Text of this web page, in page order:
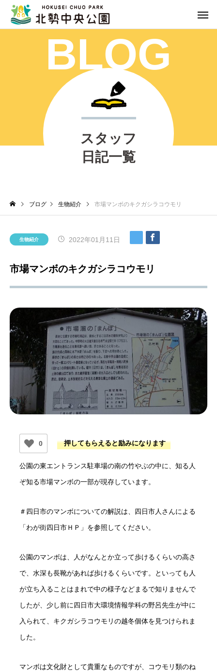
BLOG
スタッフ
日記一覧
ブログ 生物紹介 市場マンボのキクガシラコウモリ
生物紹介 2022年01月11日
市場マンボのキクガシラコウモリ
0
公園の東エントランス駐車場の南の竹やぶの中に、知る人
ぞ知る市場マンボの一部が現存しています。
＃四日市のマンボについての解説は、四日市人さんによる
「わが街四日市ＨＰ」を参照してください。
公園のマンボは、人がなんとか立って歩けるくらいの高さ
で、水深も長靴があれば歩けるくらいです。といっても人
が立ち入ることはまれで中の様子などまるで知りませんで
したが、少し前に四日市大環境情報学科の野呂先生が中に
入られて、キクガシラコウモリの越冬個体を見つけられま
した。
マンボは文化財として貴重なものですが、コウモリ類のね